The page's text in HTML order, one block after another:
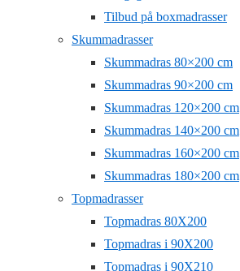
Tilbud på boxmadrasser
Skummadrasser
Skummadras 80×200 cm
Skummadras 90×200 cm
Skummadras 120×200 cm
Skummadras 140×200 cm
Skummadras 160×200 cm
Skummadras 180×200 cm
Topmadrasser
Topmadras 80X200
Topmadras i 90X200
Topmadras i 90X210